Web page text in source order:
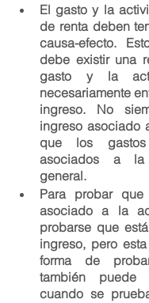
El gasto y la
de renta deben
causa-efecto.
debe existir una
gasto y la
necesariamente
ingreso. No
ingreso asociado
que los
asociados a
general.
Para probar
asociado a la
probarse que
ingreso, pero
forma de
también puede
cuando se